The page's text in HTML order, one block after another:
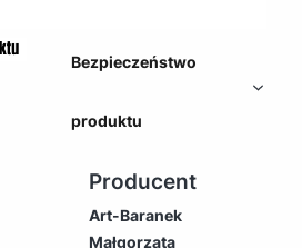
Bezpieczeństwo
produktu
Producent
Art-Baranek
Małgorzata